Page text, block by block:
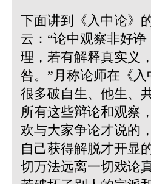
下面讲到《入中论》
云：“论中观察非好
理，若有解释真实义
咎。”月称论师在《
很多破自生、他生、
所有这些辩论和观察
欢与大家争论才说的
自己获得解脱才开显
切万法远离一切戏论